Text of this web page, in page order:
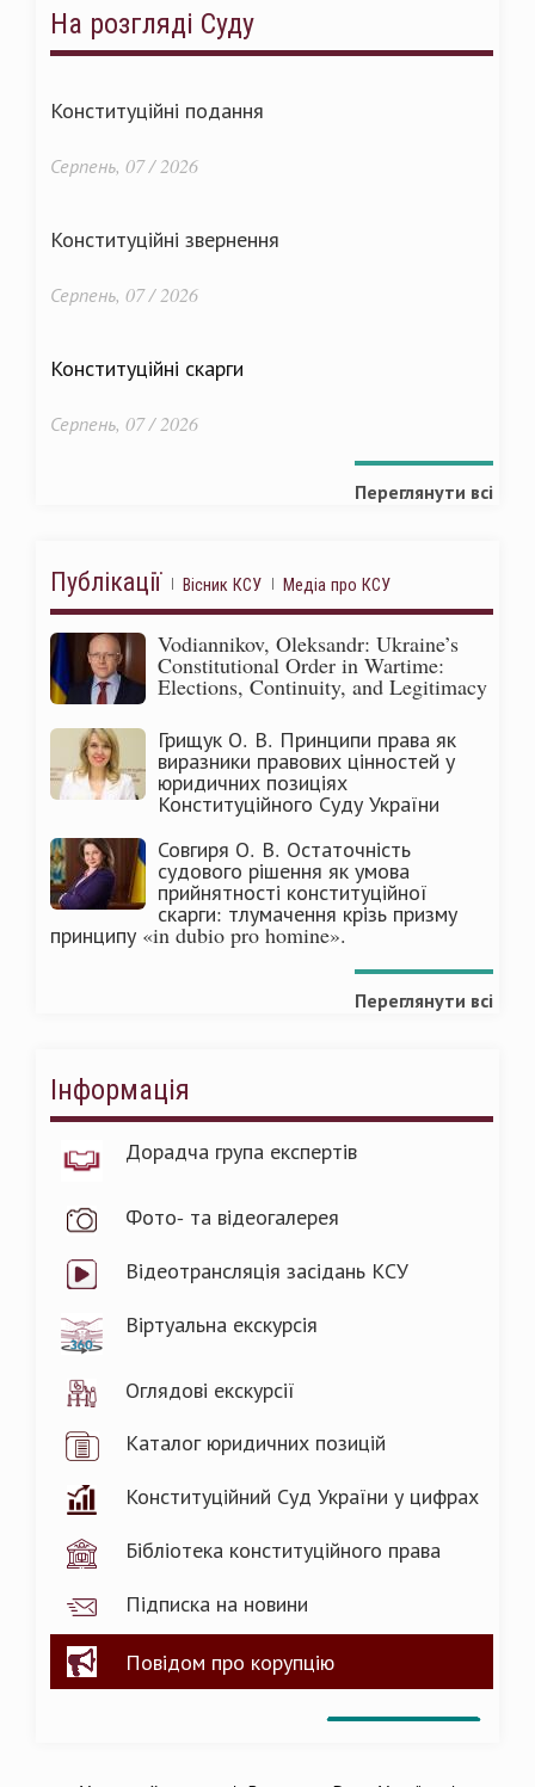
На розгляді Суду
Конституційні подання
Серпень, 07 / 2026
Конституційні звернення
Серпень, 07 / 2026
Конституційні скарги
Серпень, 07 / 2026
Переглянути всі
Публікації Вісник КСУ Медіа про КСУ
Vodiannikov, Oleksandr: Ukraine’s
Constitutional Order in Wartime:
Elections, Continuity, and Legitimacy
Грищук О. В. Принципи права як
виразники правових цінностей у
юридичних позиціях
Конституційного Суду України
Совгиря О. В. Остаточність
судового рішення як умова
прийнятності конституційної
скарги: тлумачення крізь призму
принципу «in dubio pro homine».
Переглянути всі
Інформація
Дорадча група експертів
Фото- та відеогалерея
Відеотрансляція засідань КСУ
Віртуальна екскурсія
Оглядові екскурсії
Каталог юридичних позицій
Конституційний Суд України у цифрах
Бібліотека конституційного права
Підписка на новини
Повідом про корупцію